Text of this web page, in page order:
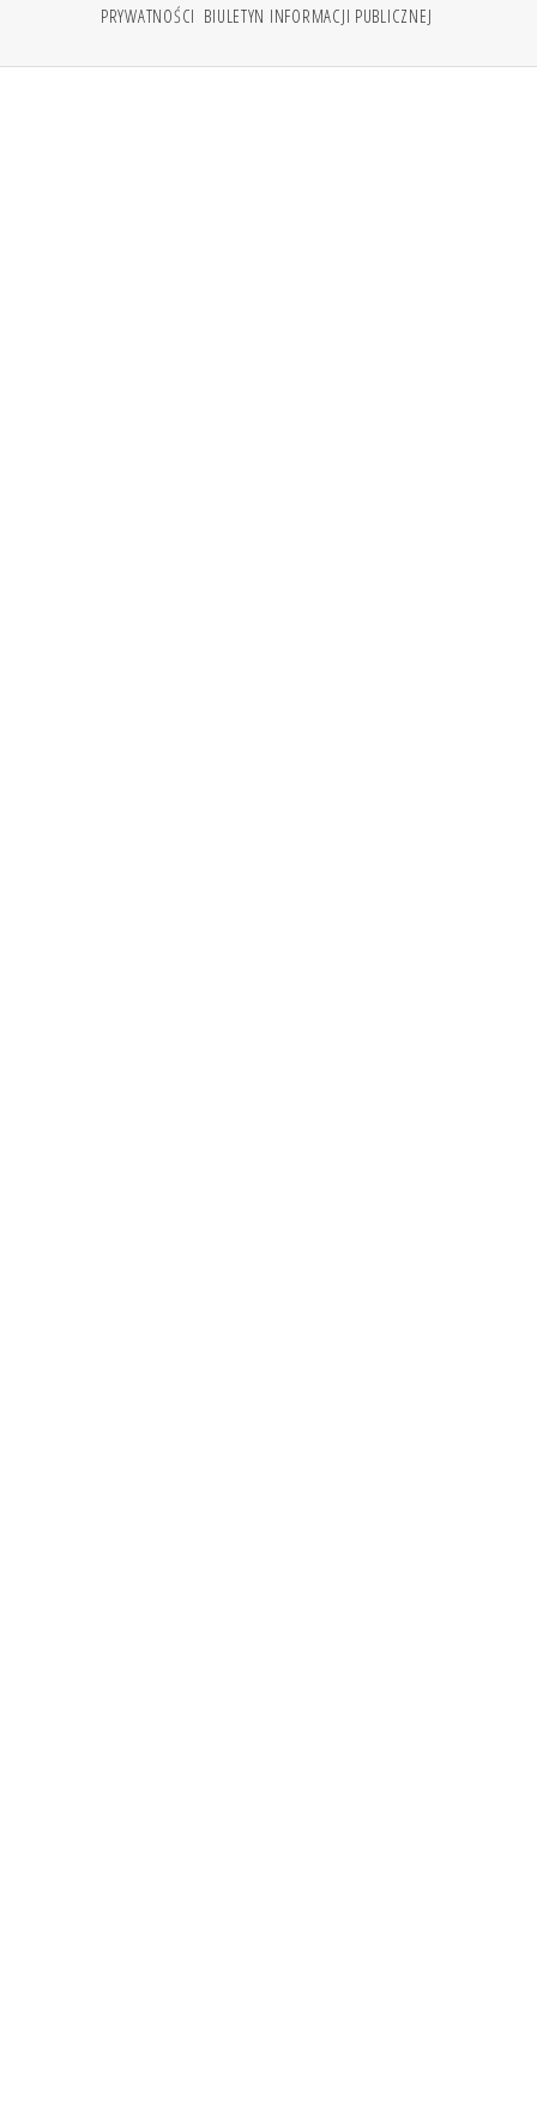
PRYWATNOŚCI BIULETYN INFORMACJI PUBLICZNEJ